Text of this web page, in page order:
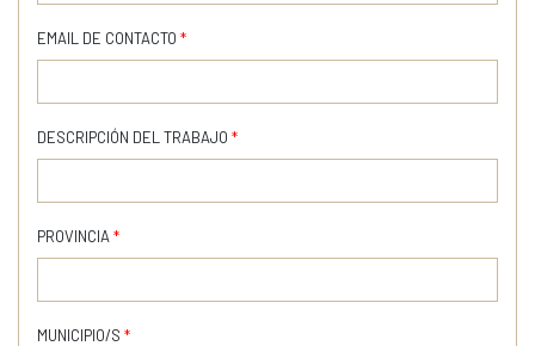
EMAIL DE CONTACTO *
DESCRIPCIÓN DEL TRABAJO *
PROVINCIA *
MUNICIPIO/S *